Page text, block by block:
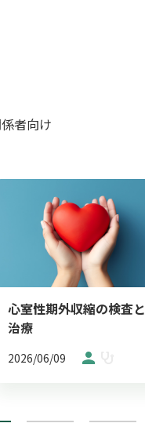
者向け
心室性期外収縮の検査と
治療
2026/06/09